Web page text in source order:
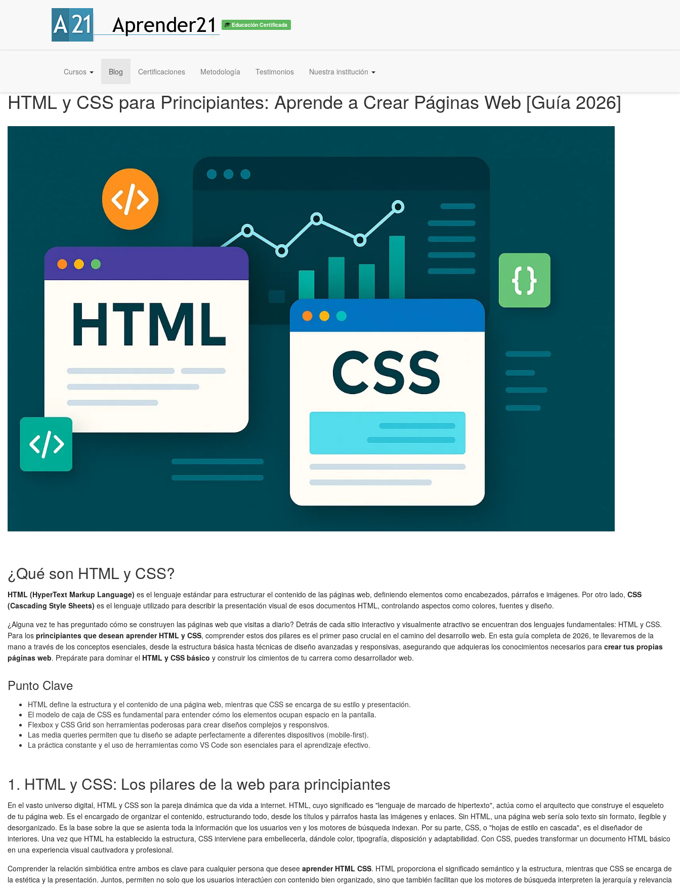
Educación Certificada
Cursos Blog Certificaciones Metodología Testimonios Nuestra institución
HTML y CSS para Principiantes: Aprende a Crear Páginas Web [Guía 2026]
¿Qué son HTML y CSS?
HTML (HyperText Markup Language) es el lenguaje estándar para estructurar el contenido de las páginas web, definiendo elementos como encabezados, párrafos e imágenes. Por otro lado, CSS
(Cascading Style Sheets) es el lenguaje utilizado para describir la presentación visual de esos documentos HTML, controlando aspectos como colores, fuentes y diseño.
¿Alguna vez te has preguntado cómo se construyen las páginas web que visitas a diario? Detrás de cada sitio interactivo y visualmente atractivo se encuentran dos lenguajes fundamentales: HTML y CSS.
Para los principiantes que desean aprender HTML y CSS, comprender estos dos pilares es el primer paso crucial en el camino del desarrollo web. En esta guía completa de 2026, te llevaremos de la
mano a través de los conceptos esenciales, desde la estructura básica hasta técnicas de diseño avanzadas y responsivas, asegurando que adquieras los conocimientos necesarios para crear tus propias
páginas web. Prepárate para dominar el HTML y CSS básico y construir los cimientos de tu carrera como desarrollador web.
Punto Clave
HTML define la estructura y el contenido de una página web, mientras que CSS se encarga de su estilo y presentación.
El modelo de caja de CSS es fundamental para entender cómo los elementos ocupan espacio en la pantalla.
Flexbox y CSS Grid son herramientas poderosas para crear diseños complejos y responsivos.
Las media queries permiten que tu diseño se adapte perfectamente a diferentes dispositivos (mobile-first).
La práctica constante y el uso de herramientas como VS Code son esenciales para el aprendizaje efectivo.
1. HTML y CSS: Los pilares de la web para principiantes
En el vasto universo digital, HTML y CSS son la pareja dinámica que da vida a internet. HTML, cuyo significado es "lenguaje de marcado de hipertexto", actúa como el arquitecto que construye el esqueleto
de tu página web. Es el encargado de organizar el contenido, estructurando todo, desde los títulos y párrafos hasta las imágenes y enlaces. Sin HTML, una página web sería solo texto sin formato, ilegible y
desorganizado. Es la base sobre la que se asienta toda la información que los usuarios ven y los motores de búsqueda indexan. Por su parte, CSS, o "hojas de estilo en cascada", es el diseñador de
interiores. Una vez que HTML ha establecido la estructura, CSS interviene para embellecerla, dándole color, tipografía, disposición y adaptabilidad. Con CSS, puedes transformar un documento HTML básico
en una experiencia visual cautivadora y profesional.
Comprender la relación simbiótica entre ambos es clave para cualquier persona que desee aprender HTML CSS. HTML proporciona el significado semántico y la estructura, mientras que CSS se encarga de
la estética y la presentación. Juntos, permiten no solo que los usuarios interactúen con contenido bien organizado, sino que también facilitan que los motores de búsqueda interpreten la jerarquía y relevancia